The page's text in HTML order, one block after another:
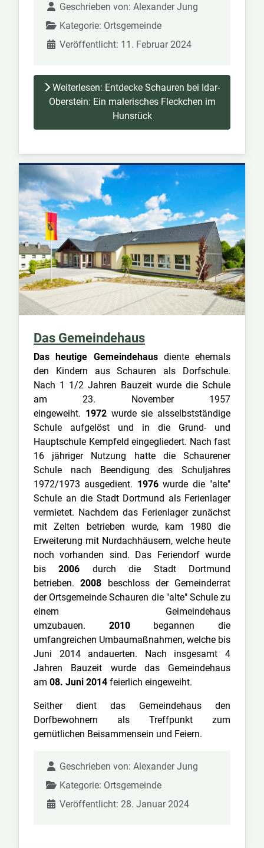
Geschrieben von: Alexander Jung
Kategorie: Ortsgemeinde
Veröffentlicht: 11. Februar 2024
Weiterlesen: Entdecke Schauren bei Idar-
Oberstein: Ein malerisches Fleckchen im
Hunsrück
Das Gemeindehaus
Das heutige Gemeindehausdiente ehemals
den Kindern aus Schauren als Dorfschule.
Nach 1 1/2 Jahren Bauzeit wurde die Schule
am 23. November 1957
eingeweiht. 1972wurde sie alsselbstständige
Schule aufgelöst und in die Grund- und
Hauptschule Kempfeld eingegliedert. Nach fast
16 jähriger Nutzung hatte die Schaurener
Schule nach Beendigung des Schuljahres
1972/1973 ausgedient. 1976wurde die "alte"
Schule an die Stadt Dortmund als Ferienlager
vermietet. Nachdem das Ferienlager zunächst
mit Zelten betrieben wurde, kam 1980 die
Erweiterung mit Nurdachhäusern, welche heute
noch vorhanden sind. Das Feriendorf wurde
bis2006 durch die Stadt Dortmund
betrieben.2008 beschloss der Gemeinderrat
der Ortsgemeinde Schauren die "alte" Schule zu
einem Geimeindehaus
umzubauen. 2010begannen die
umfangreichen Umbaumaßnahmen, welche bis
Juni 2014 andauerten. Nach insgesamt 4
Jahren Bauzeit wurde das Gemeindehaus
am 08. Juni 2014 feierlich eingeweiht.
Seither dient das Gemeindehaus den
Dorfbewohnern als Treffpunkt zum
gemütlichen Beisammensein und Feiern.
Geschrieben von: Alexander Jung
Kategorie: Ortsgemeinde
Veröffentlicht: 28. Januar 2024